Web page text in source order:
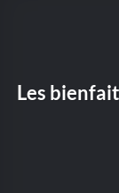
Les